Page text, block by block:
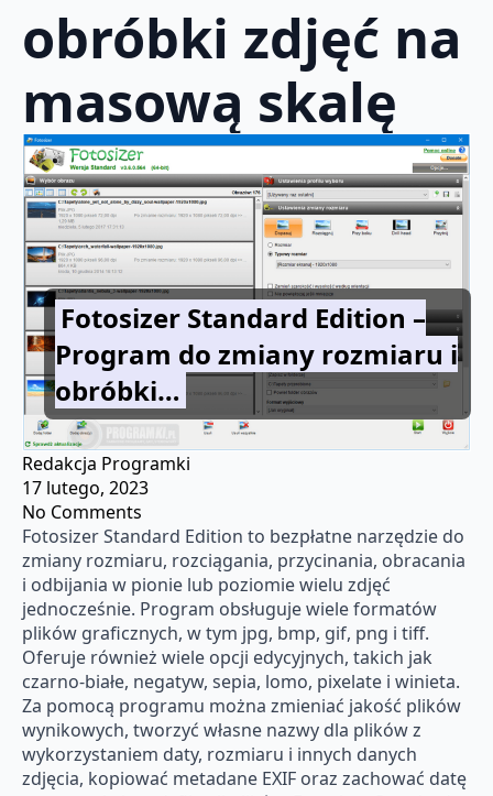
obróbki zdjęć na
masową skalę
Fotosizer Standard Edition –
Program do zmiany rozmiaru i
obróbki…
Redakcja Programki
17 lutego, 2023
No Comments
Fotosizer Standard Edition to bezpłatne narzędzie do
zmiany rozmiaru, rozciągania, przycinania, obracania
i odbijania w pionie lub poziomie wielu zdjęć
jednocześnie. Program obsługuje wiele formatów
plików graficznych, w tym jpg, bmp, gif, png i tiff.
Oferuje również wiele opcji edycyjnych, takich jak
czarno-białe, negatyw, sepia, lomo, pixelate i winieta.
Za pomocą programu można zmieniać jakość plików
wynikowych, tworzyć własne nazwy dla plików z
wykorzystaniem daty, rozmiaru i innych danych
zdjęcia, kopiować metadane EXIF oraz zachować datę